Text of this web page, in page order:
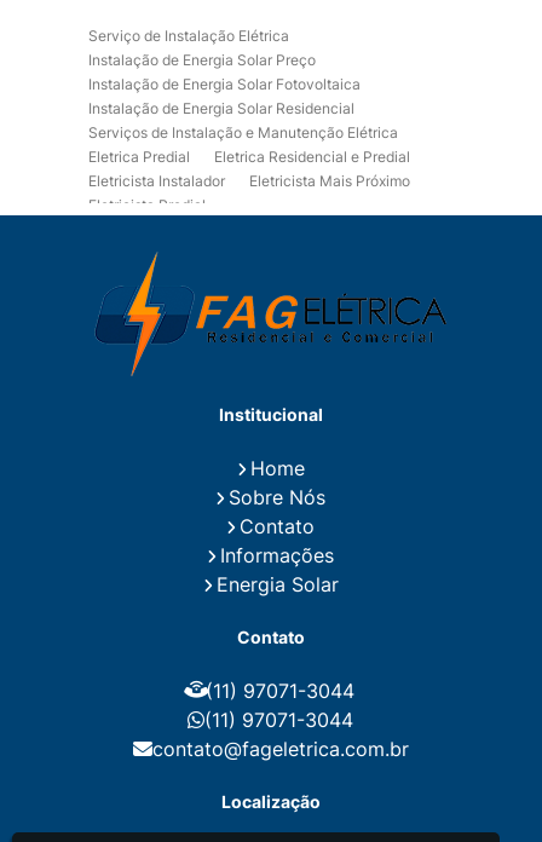
Serviço de Instalação Elétrica
Instalação de Energia Solar Preço
Instalação de Energia Solar Fotovoltaica
Instalação de Energia Solar Residencial
Serviços de Instalação e Manutenção Elétrica
Eletrica Predial
Eletrica Residencial e Predial
Eletricista Instalador
Eletricista Mais Próximo
Eletricista Predial
Eletricista Residencial
Eletricista Residencial E Predial
Eletricistas de Manutenção
Empresa de Instalações Elétricas
Empresa de Manutenção Eletrica
Empresa de Prestação de Serviços Eletricos
Fiação para Instalação Eletrica Residencial
Instalação de Energia Solar Residencial Preço
Instalação de Painel Solar
Instalação de Placa Solar
Instalação de Sistema Fotovoltaico
Instalação E Manutenção Elétrica
Instalação Elétrica Comercial
Instalação Elétrica Residencial Simples
Instalações Elétricas Prediais
Instalações Elétricas Residenciais
Instalador de Energia Solar
Instalador de Placa Solar
Instalador Fotovoltaico
Instalar Energia Solar
Manutenção de Instalações Elétricas
Institucional
Home
Sobre Nós
Contato
Informações
Energia Solar
Contato
(11) 97071-3044
(11) 97071-3044
contato@fageletrica.com.br
Localização